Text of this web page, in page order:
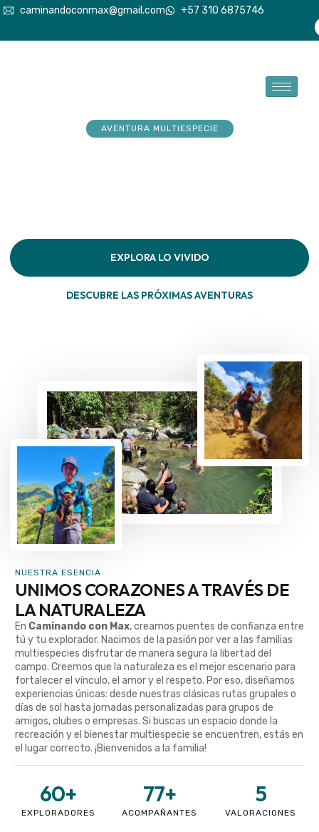
caminandoconmax@gmail.com +57 310 6875746
AVENTURA MULTIESPECIE
EXPLORA LO VIVIDO
DESCUBRE LAS PRÓXIMAS AVENTURAS
NUESTRA ESENCIA
UNIMOS CORAZONES A TRAVÉS DE
LA NATURALEZA
En Caminando con Max, creamos puentes de confianza entre
tú y tu explorador. Nacimos de la pasión por ver a las familias
multiespecies disfrutar de manera segura la libertad del
campo. Creemos que la naturaleza es el mejor escenario para
fortalecer el vínculo, el amor y el respeto. Por eso, diseñamos
experiencias únicas: desde nuestras clásicas rutas grupales o
días de sol hasta jornadas personalizadas para grupos de
amigos, clubes o empresas. Si buscas un espacio donde la
recreación y el bienestar multiespecie se encuentren, estás en
el lugar correcto. ¡Bienvenidos a la familia!
EXPLORADORES
60+
ACOMPAÑANTES
77+
VALORACIONES
5